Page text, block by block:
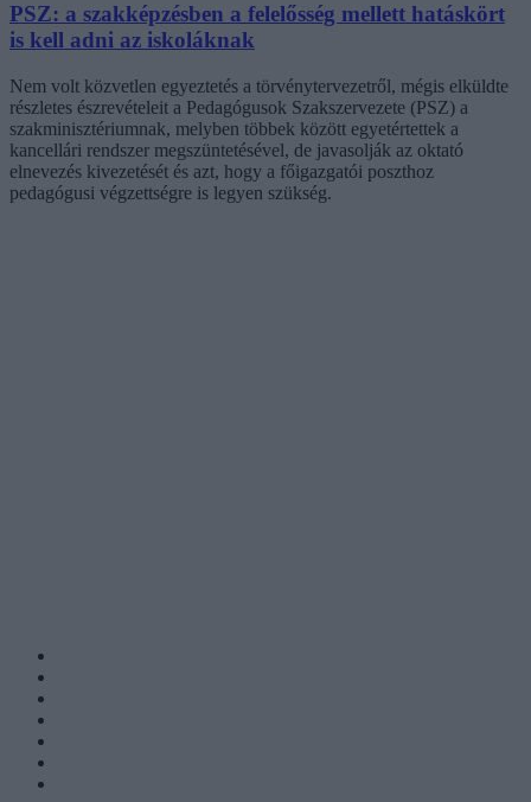
PSZ: a szakképzésben a felelősség mellett hatáskört
is kell adni az iskoláknak
Nem volt közvetlen egyeztetés a törvénytervezetről, mégis elküldte
részletes észrevételeit a Pedagógusok Szakszervezete (PSZ) a
szakminisztériumnak, melyben többek között egyetértettek a
kancellári rendszer megszüntetésével, de javasolják az oktató
elnevezés kivezetését és azt, hogy a főigazgatói poszthoz
pedagógusi végzettségre is legyen szükség.